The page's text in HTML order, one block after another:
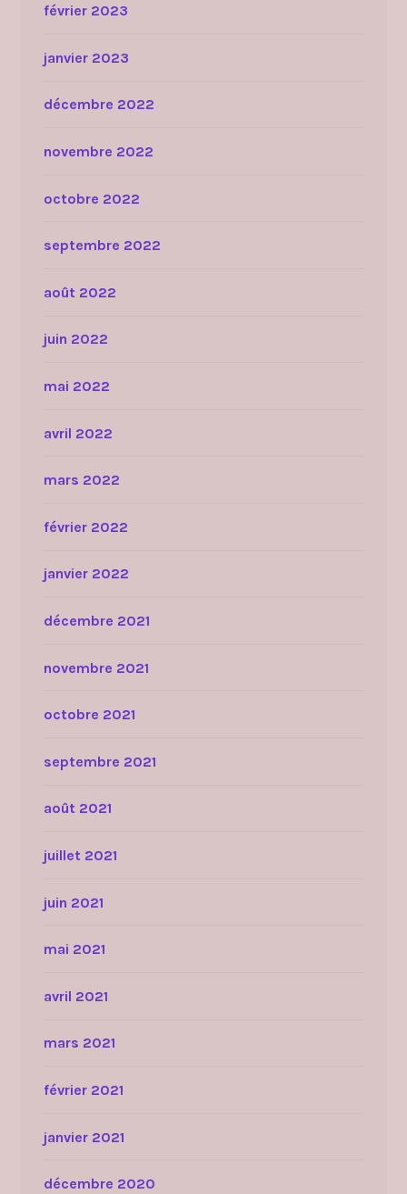
février 2023
janvier 2023
décembre 2022
novembre 2022
octobre 2022
septembre 2022
août 2022
juin 2022
mai 2022
avril 2022
mars 2022
février 2022
janvier 2022
décembre 2021
novembre 2021
octobre 2021
septembre 2021
août 2021
juillet 2021
juin 2021
mai 2021
avril 2021
mars 2021
février 2021
janvier 2021
décembre 2020